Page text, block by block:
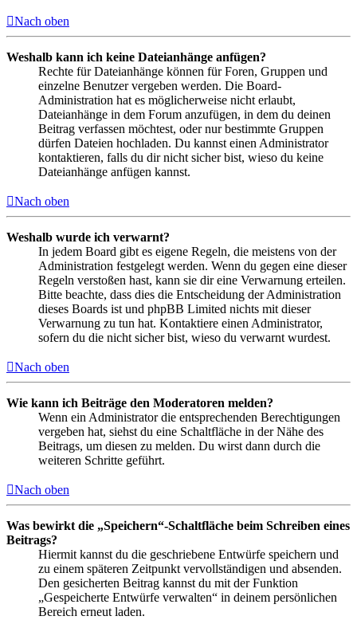
Nach oben
Weshalb kann ich keine Dateianhänge anfügen?
Rechte für Dateianhänge können für Foren, Gruppen und
einzelne Benutzer vergeben werden. Die Board-
Administration hat es möglicherweise nicht erlaubt,
Dateianhänge in dem Forum anzufügen, in dem du deinen
Beitrag verfassen möchtest, oder nur bestimmte Gruppen
dürfen Dateien hochladen. Du kannst einen Administrator
kontaktieren, falls du dir nicht sicher bist, wieso du keine
Dateianhänge anfügen kannst.
Nach oben
Weshalb wurde ich verwarnt?
In jedem Board gibt es eigene Regeln, die meistens von der
Administration festgelegt werden. Wenn du gegen eine dieser
Regeln verstoßen hast, kann sie dir eine Verwarnung erteilen.
Bitte beachte, dass dies die Entscheidung der Administration
dieses Boards ist und phpBB Limited nichts mit dieser
Verwarnung zu tun hat. Kontaktiere einen Administrator,
sofern du die nicht sicher bist, wieso du verwarnt wurdest.
Nach oben
Wie kann ich Beiträge den Moderatoren melden?
Wenn ein Administrator die entsprechenden Berechtigungen
vergeben hat, siehst du eine Schaltfläche in der Nähe des
Beitrags, um diesen zu melden. Du wirst dann durch die
weiteren Schritte geführt.
Nach oben
Was bewirkt die „Speichern“-Schaltfläche beim Schreiben eines
Beitrags?
Hiermit kannst du die geschriebene Entwürfe speichern und
zu einem späteren Zeitpunkt vervollständigen und absenden.
Den gesicherten Beitrag kannst du mit der Funktion
„Gespeicherte Entwürfe verwalten“ in deinem persönlichen
Bereich erneut laden.